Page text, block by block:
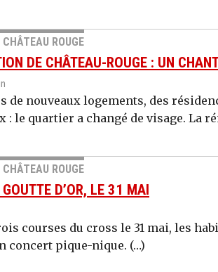
ROUGE
DE CHÂTEAU-ROUGE : UN
de nouveaux logements, des
: le quartier a changé de visage. La
ROUGE
D’OR, LE 31 MAI
courses du cross le 31 mai, les
concert pique-nique. (…)